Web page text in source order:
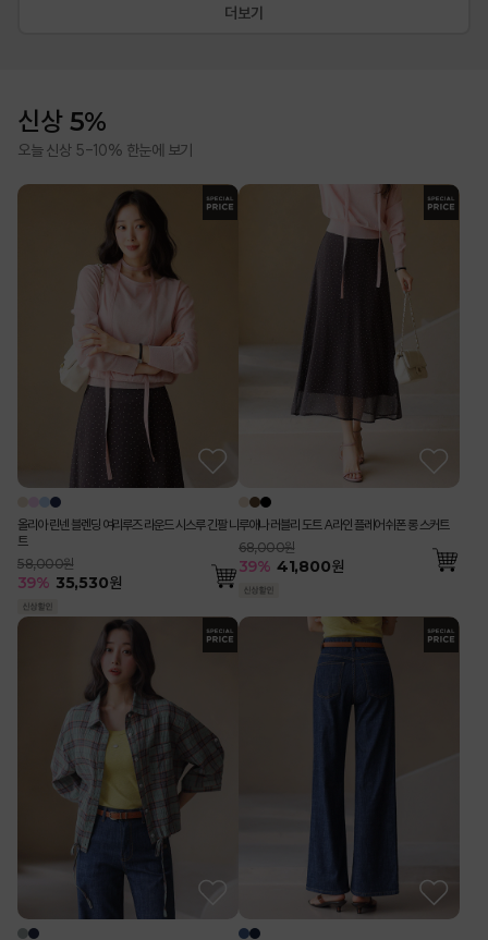
더보기
신상 5%
오늘 신상 5-10% 한눈에 보기
올리아 린넨 블렌딩 여리루즈 라운드 시스루 긴팔 니
트
58,000원
39% 35,530원
루애나 러블리 도트 A라인 플레어 쉬폰 롱 스커트
68,000원
39% 41,800원